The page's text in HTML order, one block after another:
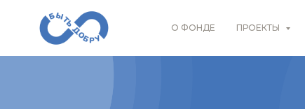
О ФОНДЕ ПРОЕКТЫ